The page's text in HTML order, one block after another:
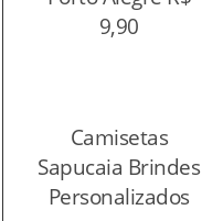
9,90
Camisetas
Sapucaia Brindes
Personalizados